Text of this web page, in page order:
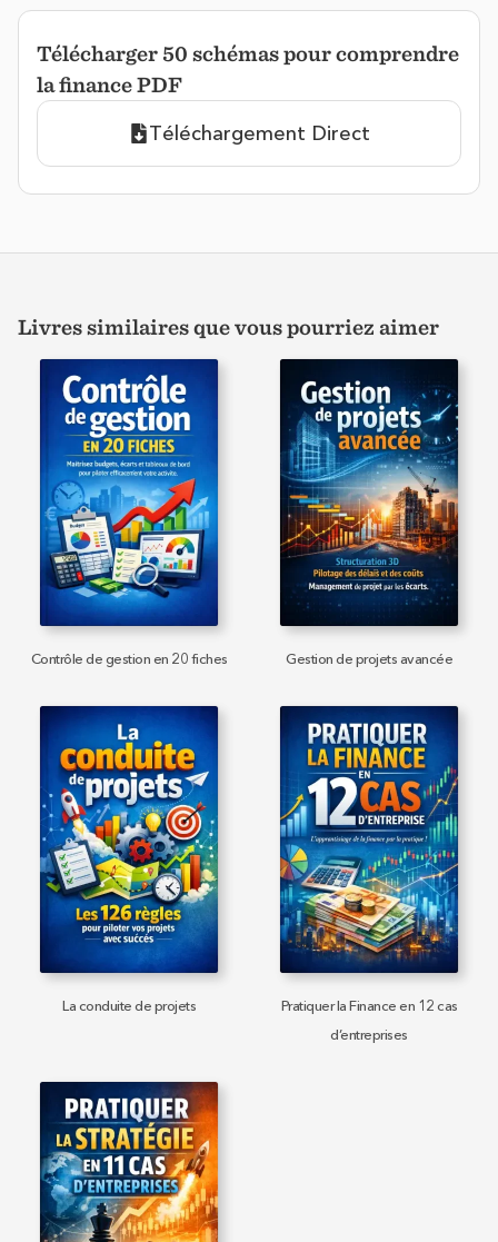
Télécharger 50 schémas pour comprendre
la finance PDF
Téléchargement Direct
Livres similaires que vous pourriez aimer
Contrôle de gestion en 20 fiches Gestion de projets avancée
La conduite de projets
Pratiquer la Finance en 12 cas
d’entreprises